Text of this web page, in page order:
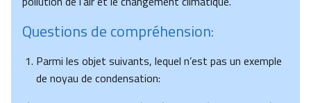
Questions de compréhension:
Parmi les objet suivants, lequel n’est pas un exemple
de noyau de condensation: